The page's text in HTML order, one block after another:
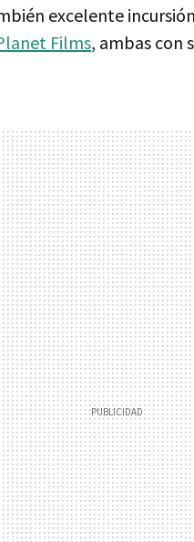
excelente
Films, ambas con